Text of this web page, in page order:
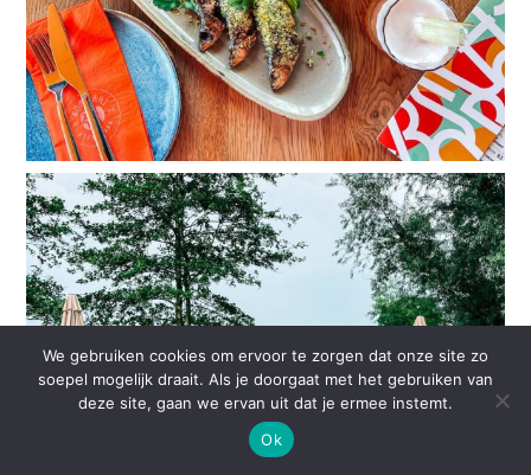
We gebruiken cookies om ervoor te zorgen dat onze site zo
soepel mogelijk draait. Als je doorgaat met het gebruiken van
deze site, gaan we ervan uit dat je ermee instemt.
Ok